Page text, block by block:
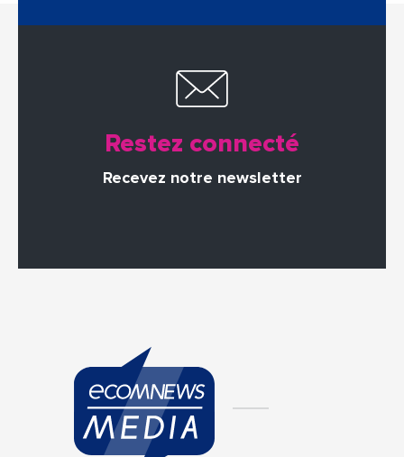
Restez connecté
Recevez notre newsletter